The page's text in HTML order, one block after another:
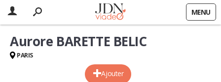
MENU
Ajouter
Aurore BARETTE BELIC
PARIS